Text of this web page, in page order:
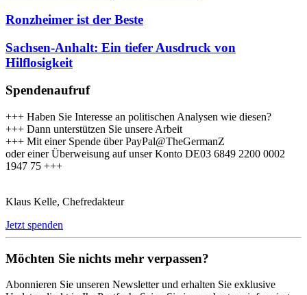
Ronzheimer ist der Beste
Sachsen-Anhalt: Ein tiefer Ausdruck von
Hilflosigkeit
Spendenaufruf
+++ Haben Sie Interesse an politischen Analysen wie diesen?
+++ Dann unterstützen Sie unsere Arbeit
+++ Mit einer Spende über PayPal@TheGermanZ
oder einer Überweisung auf unser Konto DE03 6849 2200 0002
1947 75 +++
Klaus Kelle, Chefredakteur
Jetzt spenden
Möchten Sie nichts mehr verpassen?
Abonnieren Sie unseren Newsletter und erhalten Sie exklusive